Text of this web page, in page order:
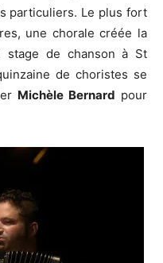
particuliers. Le plus fort
une chorale créée la
stage de chanson à St
de choristes se
Michèle Bernard pour